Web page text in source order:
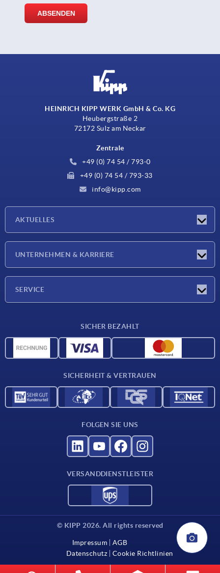
HEINRICH KIPP WERK GmbH & Co. KG
Heubergstraße 2
72172 Sulz am Neckar
Zentrale
+49 (0) 74 54 / 793-0
+49 (0) 74 54 / 793-33
info@kipp.com
AKTUELLES
Presseberichte
UNTERNEHMEN & KARRIERE
SERVICE
Werkstoffübersicht
SICHER BEZAHLT
SICHERHEIT & VERTRAUEN
FOLGEN SIE UNS
VERSANDDIENSTLEISTER
© KIPP 2026. All rights reserved
Impressum
AGB
Datenschutz
Cookie Richtlinien